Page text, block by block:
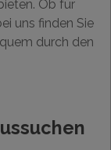
Ob für
uns finden Sie
durch den